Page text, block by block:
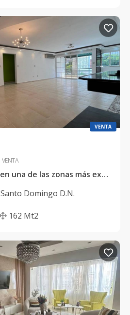
VENTA
VENTA
🏡 ¡Vive o invierte en una de las zonas más exclusivas de Santo Domingo!
Santo Domingo D.N.
162 Mt2